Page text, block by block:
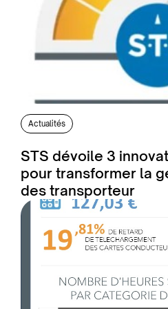
Actualités
STS dévoile 3
pour transformer la
des transporteur